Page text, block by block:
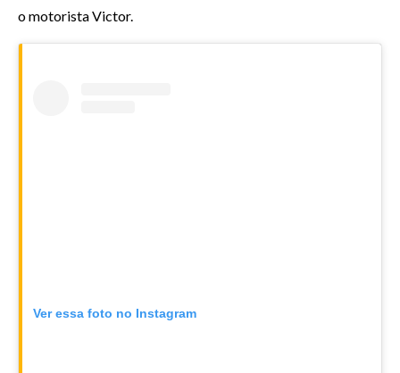
o motorista Victor.
Ver essa foto no Instagram